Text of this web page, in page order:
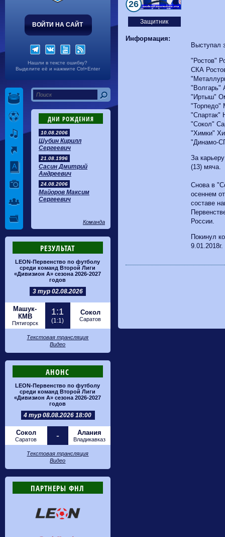
ВОЙТИ НА САЙТ
Нашли в тексте ошибку?
Выделите её и нажмите Ctrl+Enter
ДНИ РОЖДЕНИЯ
10.08.2006
Шубин Кирилл
Сергеевич
21.08.1996
Сасин Дмитрий
Андреевич
24.08.2006
Майоров Максим
Сергеевич
Команда
РЕЗУЛЬТАТ
LEON-Первенство по футболу
среди команд Второй Лиги
«Дивизион А» сезона 2026-2027
годов
3 тур 02.08.2026
Машук-
КМВ
Пятигорск
1:1
(1:1)
Сокол
Саратов
Текстовая трансляция
Видео
АНОНС
LEON-Первенство по футболу
среди команд Второй Лиги
«Дивизион А» сезона 2026-2027
годов
4 тур 08.08.2026 18:00
Сокол
Саратов - Алания
Владикавказ
Текстовая трансляция
Видео
ПАРТНЕРЫ ФНЛ
Защитник
26
Информация:
Выступал
"Ростов"
СКА
"Волгарь"
"Иртыш"
"Торпедо"
"Спартак"
"Сокол"
"Химки"
"Динамо-
За
(13) мяча.
Снова в
осеннем
составе
России.
Покинул
9.01.2018г.
Калуга
0-1 Сибирь